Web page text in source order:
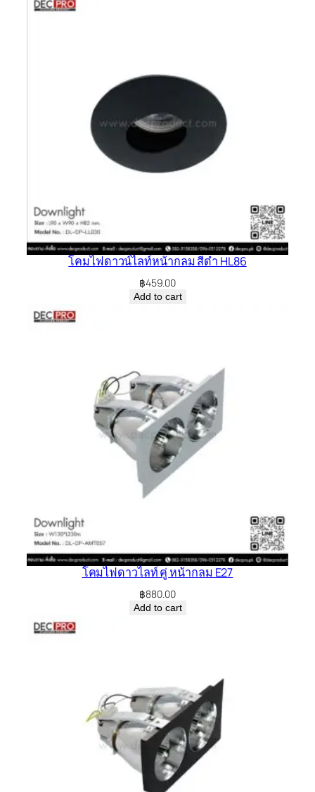
โคมไฟดาวน์ไลท์หน้ากลม สีดำ HL86
฿459.00
Add to cart
โคมไฟดาวไลท์ คู่ หน้ากลม E27
฿880.00
Add to cart